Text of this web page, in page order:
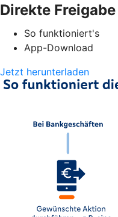
Direkte
So funktioniert's
App-Download
Jetzt herunterladen